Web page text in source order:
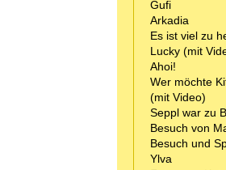
Gufi
Arkadia
Es ist viel zu
Lucky (mit
Ahoi!
Wer möchte
(mit Video)
Seppl war zu
Besuch von
Besuch und
Ylva